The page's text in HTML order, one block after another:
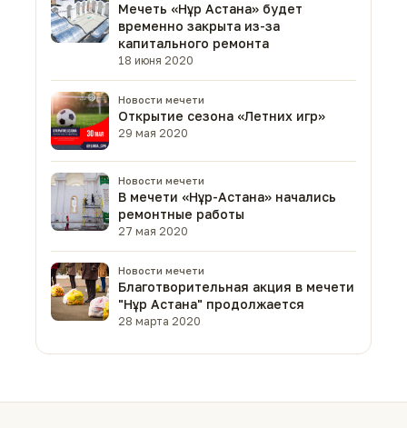
Мечеть «Нұр Астана» будет
временно закрыта из-за
капитального ремонта
18 июня 2020
Новости мечети
Открытие сезона «Летних игр»
29 мая 2020
Новости мечети
В мечети «Нұр-Астана» начались
ремонтные работы
27 мая 2020
Новости мечети
Благотворительная акция в мечети
"Нұр Астана" продолжается
28 марта 2020